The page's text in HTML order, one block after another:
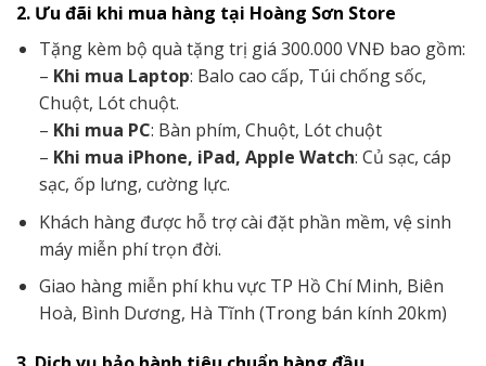
2. Ưu đãi khi mua hàng tại Hoàng Sơn Store
Tặng kèm bộ quà tặng trị giá 300.000 VNĐ bao gồm:
– Khi mua Laptop: Balo cao cấp, Túi chống sốc,
Chuột, Lót chuột.
– Khi mua PC: Bàn phím, Chuột, Lót chuột
– Khi mua iPhone, iPad, Apple Watch: Củ sạc, cáp
sạc, ốp lưng, cường lực.
Khách hàng được hỗ trợ cài đặt phần mềm, vệ sinh
máy miễn phí trọn đời.
Giao hàng miễn phí khu vực TP Hồ Chí Minh, Biên
Hoà, Bình Dương, Hà Tĩnh (Trong bán kính 20km)